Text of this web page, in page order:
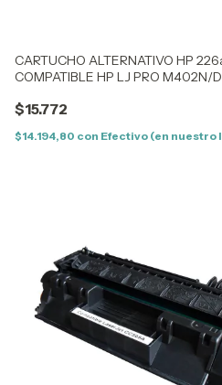
CARTUCHO ALTERNATIVO HP
COMPATIBLE HP LJ PRO M402N/
$15.772
$14.194,80 con Efectivo (en nuestro